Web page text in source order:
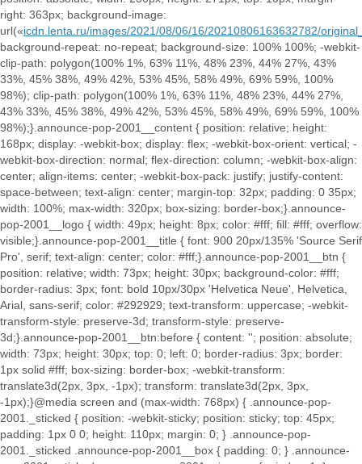
right: 363px; background-image:
url(«icdn.lenta.ru/images/2021/08/06/16/20210806163632782/